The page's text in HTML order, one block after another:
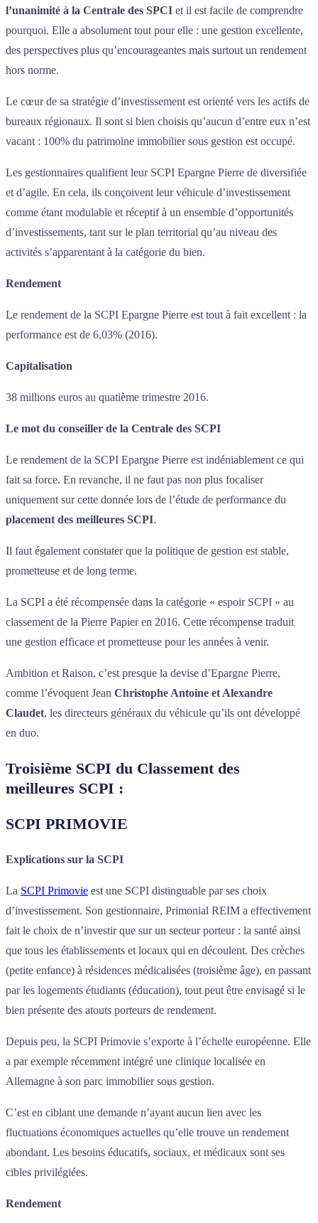
l’unanimité à la Centrale des SPCI et il est facile de comprendre
pourquoi. Elle a absolument tout pour elle : une gestion excellente,
des perspectives plus qu’encourageantes mais surtout un rendement
hors norme.
Le cœur de sa stratégie d’investissement est orienté vers les actifs de
bureaux régionaux. Il sont si bien choisis qu’aucun d’entre eux n’est
vacant : 100% du patrimoine immobilier sous gestion est occupé.
Les gestionnaires qualifient leur SCPI Epargne Pierre de diversifiée
et d’agile. En cela, ils conçoivent leur véhicule d’investissement
comme étant modulable et réceptif à un ensemble d’opportunités
d’investissements, tant sur le plan territorial qu’au niveau des
activités s’apparentant à la catégorie du bien.
Rendement
Le rendement de la SCPI Epargne Pierre est tout à fait excellent : la
performance est de 6,03% (2016).
Capitalisation
38 millions euros au quatième trimestre 2016.
Le mot du conseiller de la Centrale des SCPI
Le rendement de la SCPI Epargne Pierre est indéniablement ce qui
fait sa force. En revanche, il ne faut pas non plus focaliser
uniquement sur cette donnée lors de l’étude de performance du
placement des meilleures SCPI.
Il faut également constater que la politique de gestion est stable,
prometteuse et de long terme.
La SCPI a été récompensée dans la catégorie « espoir SCPI » au
classement de la Pierre Papier en 2016. Cette récompense traduit
une gestion efficace et prometteuse pour les années à venir.
Ambition et Raison, c’est presque la devise d’Epargne Pierre,
comme l’évoquent Jean Christophe Antoine et Alexandre
Claudet, les directeurs généraux du véhicule qu’ils ont développé
en duo.
Troisième SCPI du Classement des
meilleures SCPI :
SCPI PRIMOVIE
Explications sur la SCPI
La SCPI Primovie est une SCPI distinguable par ses choix
d’investissement. Son gestionnaire, Primonial REIM a effectivement
fait le choix de n’investir que sur un secteur porteur : la santé ainsi
que tous les établissements et locaux qui en découlent. Des crèches
(petite enfance) à résidences médicalisées (troisième âge), en passant
par les logements étudiants (éducation), tout peut être envisagé si le
bien présente des atouts porteurs de rendement.
Depuis peu, la SCPI Primovie s’exporte à l’échelle européenne. Elle
a par exemple récemment intégré une clinique localisée en
Allemagne à son parc immobilier sous gestion.
C’est en ciblant une demande n’ayant aucun lien avec les
fluctuations économiques actuelles qu’elle trouve un rendement
abondant. Les besoins éducatifs, sociaux, et médicaux sont ses
cibles privilégiées.
Rendement